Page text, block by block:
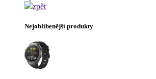
zpět
Nejoblíbenější produkty